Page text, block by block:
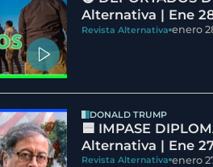
Alternativa | Ene
Revista Alternativa enero
DONALD TRUMP
🟦 IMPASE
Alternativa | Ene
Revista Alternativa enero